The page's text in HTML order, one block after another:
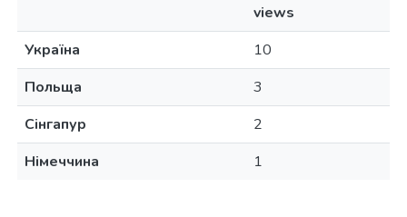
views
Україна
10
Польща
3
Сінгапур
2
Німеччина
1